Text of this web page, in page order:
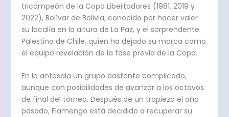
tricampeón de la Copa Libertadores (1981, 2019 y
2022), Bolívar de Bolivia, conocido por hacer valer
su localía en la altura de La Paz, y el sorprendente
Palestino de Chile, quien ha dejado su marca como
el equipo revelación de la fase previa de la Copa.
En la antesala un grupo bastante complicado,
aunque con posibilidades de avanzar a los octavos
de final del torneo. Después de un tropiezo el año
pasado, Flamengo está decidido a recuperar su